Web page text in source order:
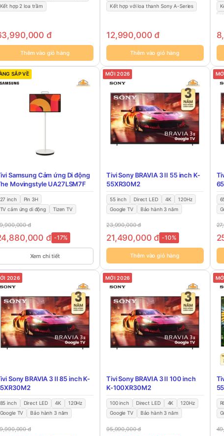
Kết hợp 2 loa trầm
đ
Thêm vào giỏ hàng
Kết hợp với loa thanh Sony A-Series
12,990,000đ
Thêm vào giỏ hàng
SẮP VỀ
Samsung Cảm ứng Di động
Movingstyle UA27LSM7F
27 inch
Pin 3H
TV cảm ứng di động
Tizen TV
đ
đ -17%
Xem chi tiết
MỚI 2026
Tivi Sony BRAVIA 3 II 55 inch K-
55XR30M2
55 inch Direct LED 4K
120Hz
Google TV
Bảo hành 3 năm
23,990,000đ
21,490,000đ -10%
Thêm vào giỏ hàng
2026
Sony BRAVIA 3 II 85 inch K-
85 inch Direct LED 4K
120Hz
Google TV
Bảo hành 3 năm
đ
MỚI 2026
Tivi Sony BRAVIA 3 II 100 inch
K-100XR30M2
100 inch Direct LED 4K
120Hz
Google TV
Bảo hành 3 năm
95,990,000đ